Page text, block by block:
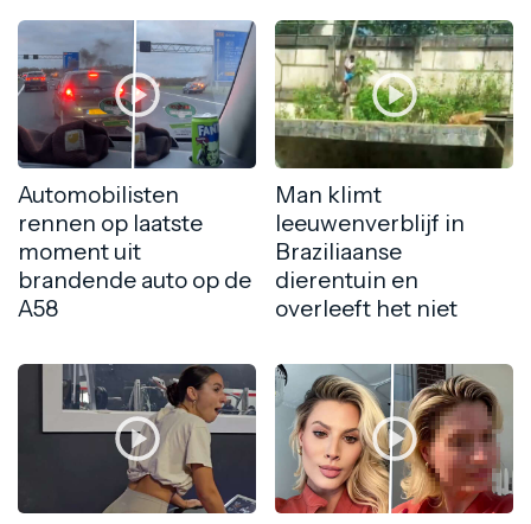
Automobilisten
rennen op laatste
moment uit
brandende auto op de
A58
Man klimt
leeuwenverblijf in
Braziliaanse
dierentuin en
overleeft het niet